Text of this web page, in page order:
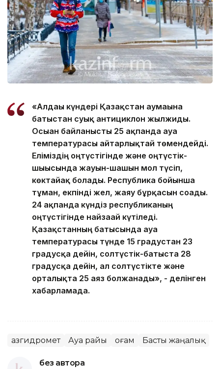
«Алдағы күндері Қазақстан аумағына
батыстан суық антициклон жылжиды.
Осыған байланысты 25 ақпанда ауа
температурасы айтарлықтай төмендейді.
Еліміздің оңтүстігінде және оңтүстік-
шығысында жауын-шашын мол түсіп,
көктайғақ болады. Республика бойынша
тұман, екпінді жел, жаяу бұрқасын соғады.
24 ақпанда күндіз республиканың
оңтүстігінде найзағай күтіледі.
Қазақстанның батысында ауа
температурасы түнде 15 градустан 23
градусқа дейін, солтүстік-батыста 28
градусқа дейін, ал солтүстікте және
орталықта 25 аяз болжанады», - делінген
хабарламада.
Қазгидромет Ауа райы Қоғам Басты жаңалық
без автора